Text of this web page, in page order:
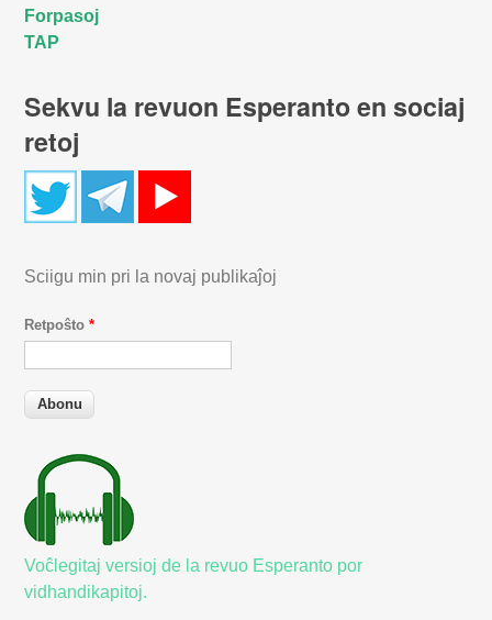
Forpasoj
TAP
Sekvu la revuon Esperanto en sociaj
retoj
Sciigu min pri la novaj publikaĵoj
Retpoŝto*
Voĉlegitaj versioj de la revuo Esperanto por
vidhandikapitoj.